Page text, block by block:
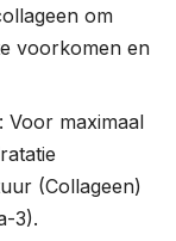
om
voorkomen en
: Voor maximaal
(Collageen)
3).